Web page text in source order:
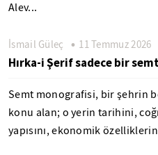
Alev...
İsmail Güleç 11 Temmuz 2026
Hırka-i Şerif sadece bir
Semt monografisi, bir şehrin
konu alan; o yerin tarihini,
yapısını, ekonomik